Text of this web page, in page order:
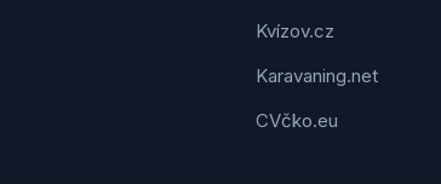
Kvízov.cz
Karavaning.net
CVčko.eu